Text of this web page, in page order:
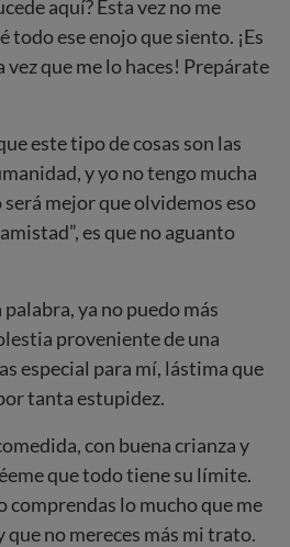
aquí? Esta vez no me
todo ese enojo que siento. ¡Es
vez que me lo haces! Prepárate
este tipo de cosas son las
y yo no tengo mucha
será mejor que olvidemos eso
es que no aguanto
ya no puedo más
proveniente de una
especial para mí, lástima que
tanta estupidez.
con buena crianza y
que todo tiene su límite.
comprendas lo mucho que me
que no mereces más mi trato.